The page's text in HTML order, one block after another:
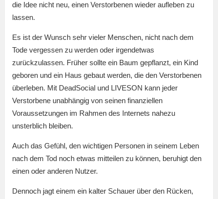
die Idee nicht neu, einen Verstorbenen wieder aufleben zu
lassen.
Es ist der Wunsch sehr vieler Menschen, nicht nach dem
Tode vergessen zu werden oder irgendetwas
zurückzulassen. Früher sollte ein Baum gepflanzt, ein Kind
geboren und ein Haus gebaut werden, die den Verstorbenen
überleben. Mit DeadSocial und LIVESON kann jeder
Verstorbene unabhängig von seinen finanziellen
Voraussetzungen im Rahmen des Internets nahezu
unsterblich bleiben.
Auch das Gefühl, den wichtigen Personen in seinem Leben
nach dem Tod noch etwas mitteilen zu können, beruhigt den
einen oder anderen Nutzer.
Dennoch jagt einem ein kalter Schauer über den Rücken,